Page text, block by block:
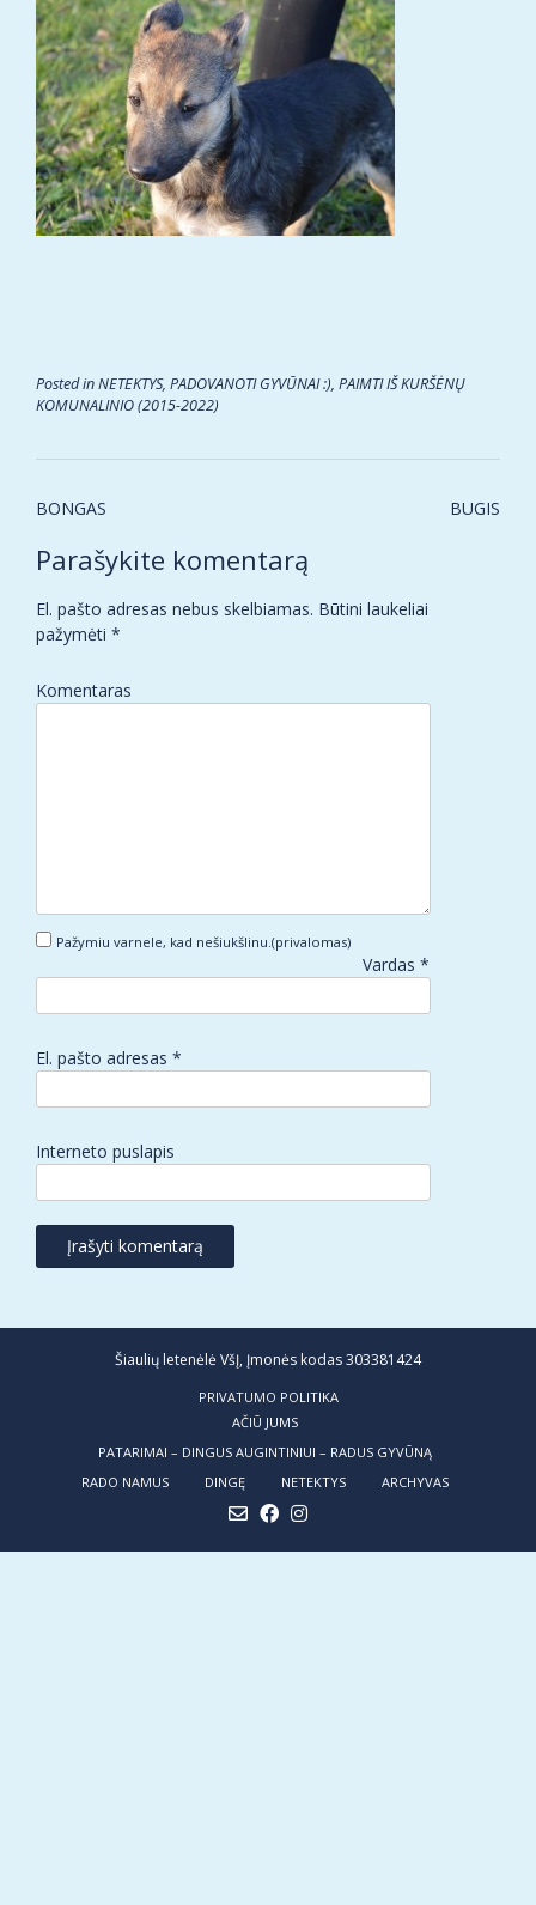
Posted inNETEKTYS, PADOVANOTI GYVŪNAI :), PAIMTI IŠ KURŠĖNŲ
KOMUNALINIO (2015-2022)
Post
BONGAS BUGIS
Parašykite komentarą
El. pašto adresas nebus skelbiamas. Būtini laukeliai
pažymėti *
Komentaras
Pažymiu varnele, kad nešiukšlinu.(privalomas)
Vardas *
El. pašto adresas *
Interneto puslapis
Šiaulių letenėlė VšĮ, Įmonės kodas 303381424
PRIVATUMO POLITIKA
AČIŪ JUMS
PATARIMAI – DINGUS AUGINTINIUI – RADUS GYVŪNĄ
RADO NAMUS
DINGĘ NETEKTYS ARCHYVAS